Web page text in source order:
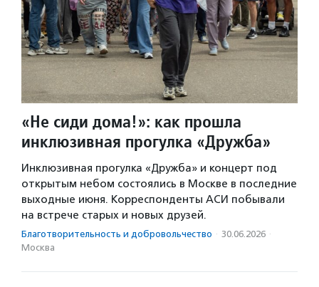
«Не сиди дома!»: как прошла
инклюзивная прогулка «Дружба»
Инклюзивная прогулка «Дружба» и концерт под
открытым небом состоялись в Москве в последние
выходные июня. Корреспонденты АСИ побывали
на встрече старых и новых друзей.
Благотвори­тель­ность и доброволь­чест­во · 30.06.2026 ·
Москва